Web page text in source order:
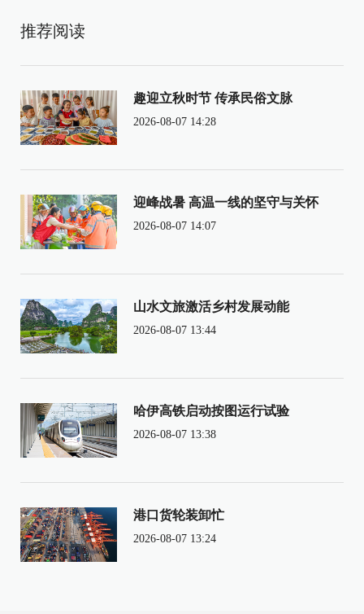
推荐阅读
趣迎立秋时节 传承民俗文脉
2026-08-07 14:28
迎峰战暑 高温一线的坚守与关怀
2026-08-07 14:07
山水文旅激活乡村发展动能
2026-08-07 13:44
哈伊高铁启动按图运行试验
2026-08-07 13:38
港口货轮装卸忙
2026-08-07 13:24